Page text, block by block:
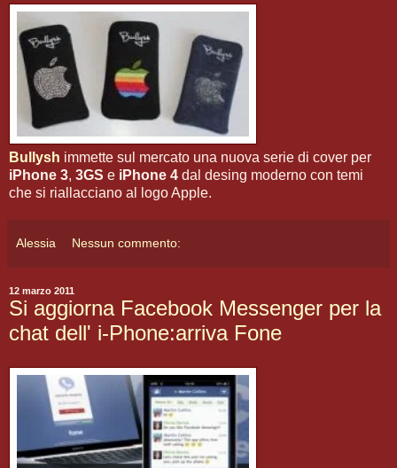
Bullysh immette sul mercato una nuova serie di cover per
iPhone 3, 3GS e iPhone 4 dal desing moderno con temi
che si riallacciano al logo Apple.
Alessia Nessun commento:
12 marzo 2011
Si aggiorna Facebook Messenger per la
chat dell' i-Phone:arriva Fone